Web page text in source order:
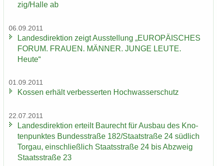
zig/Halle ab
06.09.2011
Lan­des­di­rek­ti­on zeigt Aus­stel­lung „EU­RO­PÄI­SCHES
FORUM. FRAU­EN. MÄN­NER. JUNGE LEUTE.
Heute“
01.09.2011
Kos­sen er­hält ver­bes­ser­ten Hoch­was­ser­schutz
22.07.2011
Lan­des­di­rek­ti­on er­teilt Bau­recht für Aus­bau des Kno­
ten­punk­tes Bun­des­stra­ße 182/Staat­stra­ße 24 süd­lich
Tor­gau, ein­schließ­lich Staats­stra­ße 24 bis Ab­zweig
Staats­stra­ße 23